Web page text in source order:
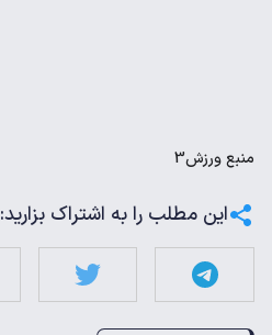
منبعورزش3
این مطلب را به اشتراک بزارید: